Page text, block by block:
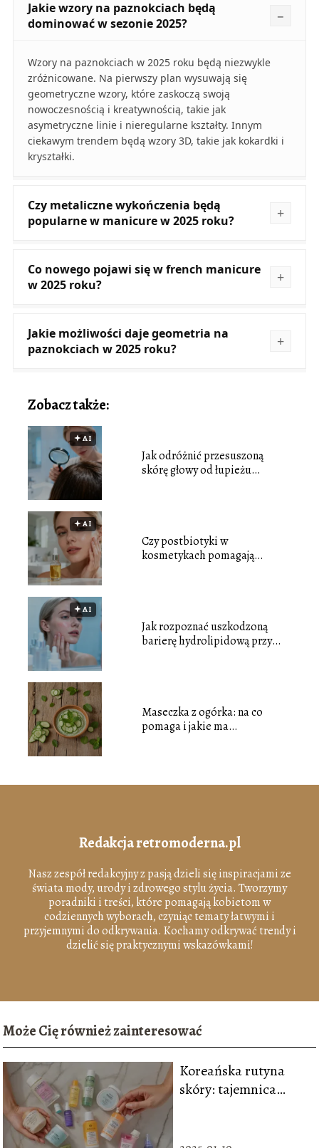
Jakie wzory na paznokciach będą
dominować w sezonie 2025?
Wzory na paznokciach w 2025 roku będą niezwykle
zróżnicowane. Na pierwszy plan wysuwają się
geometryczne wzory, które zaskoczą swoją
nowoczesnością i kreatywnością, takie jak
asymetryczne linie i nieregularne kształty. Innym
ciekawym trendem będą wzory 3D, takie jak kokardki i
kryształki.
Czy metaliczne wykończenia będą
popularne w manicure w 2025 roku?
Co nowego pojawi się w french manicure
w 2025 roku?
Jakie możliwości daje geometria na
paznokciach w 2025 roku?
Zobacz także:
🟅 AI
Jak odróżnić przesuszoną
skórę głowy od łupieżu
🟅 AI
Czy postbiotyki w
kosmetykach pomagają
🟅 AI
Jak rozpoznać uszkodzoną
barierę hydrolipidową przy
Maseczka z ogórka: na co
pomaga i jakie ma
Redakcja retromoderna.pl
Nasz zespół redakcyjny z pasją dzieli się inspiracjami ze
świata mody, urody i zdrowego stylu życia. Tworzymy
poradniki i treści, które pomagają kobietom w
codziennych wyborach, czyniąc tematy łatwymi i
przyjemnymi do odkrywania. Kochamy odkrywać trendy i
dzielić się praktycznymi wskazówkami!
Może Cię również zainteresować
Koreańska rutyna
skóry: tajemnica